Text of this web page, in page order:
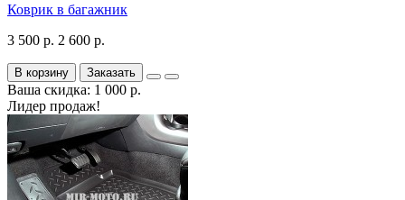
Коврик в багажник
3 500 р. 2 600 р.
В корзину Заказать
Ваша скидка: 1 000 р.
Лидер продаж!